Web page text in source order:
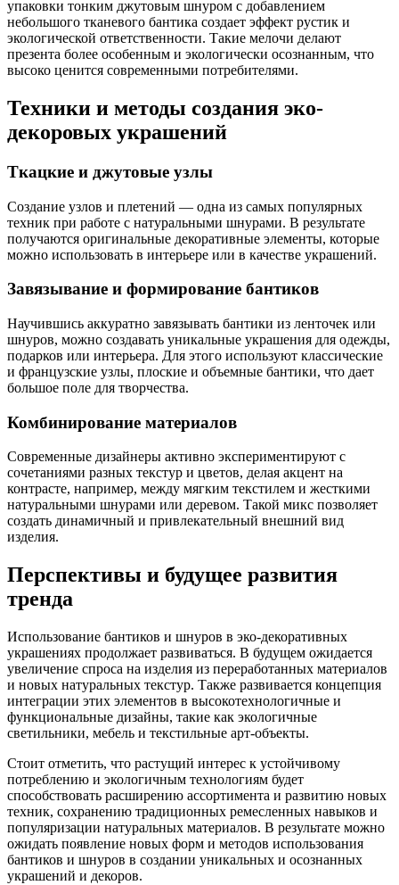
упаковки тонким джутовым шнуром с добавлением
небольшого тканевого бантика создает эффект рустик и
экологической ответственности. Такие мелочи делают
презента более особенным и экологически осознанным, что
высоко ценится современными потребителями.
Техники и методы создания эко-
декоровых украшений
Ткацкие и джутовые узлы
Создание узлов и плетений — одна из самых популярных
техник при работе с натуральными шнурами. В результате
получаются оригинальные декоративные элементы, которые
можно использовать в интерьере или в качестве украшений.
Завязывание и формирование бантиков
Научившись аккуратно завязывать бантики из ленточек или
шнуров, можно создавать уникальные украшения для одежды,
подарков или интерьера. Для этого используют классические
и французские узлы, плоские и объемные бантики, что дает
большое поле для творчества.
Комбинирование материалов
Современные дизайнеры активно экспериментируют с
сочетаниями разных текстур и цветов, делая акцент на
контрасте, например, между мягким текстилем и жесткими
натуральными шнурами или деревом. Такой микс позволяет
создать динамичный и привлекательный внешний вид
изделия.
Перспективы и будущее развития
тренда
Использование бантиков и шнуров в эко-декоративных
украшениях продолжает развиваться. В будущем ожидается
увеличение спроса на изделия из переработанных материалов
и новых натуральных текстур. Также развивается концепция
интеграции этих элементов в высокотехнологичные и
функциональные дизайны, такие как экологичные
светильники, мебель и текстильные арт-объекты.
Стоит отметить, что растущий интерес к устойчивому
потреблению и экологичным технологиям будет
способствовать расширению ассортимента и развитию новых
техник, сохранению традиционных ремесленных навыков и
популяризации натуральных материалов. В результате можно
ожидать появление новых форм и методов использования
бантиков и шнуров в создании уникальных и осознанных
украшений и декоров.